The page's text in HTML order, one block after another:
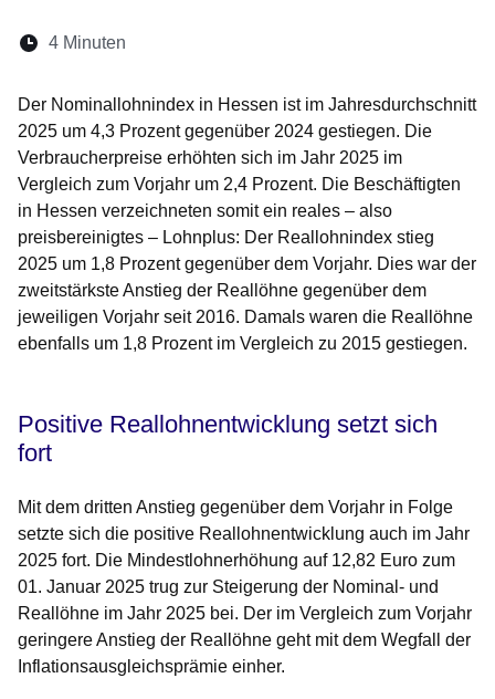
Lesedauer:
4 Minuten
Der Nominallohnindex in Hessen ist im Jahresdurchschnitt
2025 um 4,3 Prozent gegenüber 2024 gestiegen. Die
Verbraucherpreise erhöhten sich im Jahr 2025 im
Vergleich zum Vorjahr um 2,4 Prozent. Die Beschäftigten
in Hessen verzeichneten somit ein reales – also
preisbereinigtes – Lohnplus: Der Reallohnindex stieg
2025 um 1,8 Prozent gegenüber dem Vorjahr. Dies war der
zweitstärkste Anstieg der Reallöhne gegenüber dem
jeweiligen Vorjahr seit 2016. Damals waren die Reallöhne
ebenfalls um 1,8 Prozent im Vergleich zu 2015 gestiegen.
Positive Reallohnentwicklung setzt sich
fort
Mit dem dritten Anstieg gegenüber dem Vorjahr in Folge
setzte sich die positive Reallohnentwicklung auch im Jahr
2025 fort. Die Mindestlohnerhöhung auf 12,82 Euro zum
01. Januar 2025 trug zur Steigerung der Nominal- und
Reallöhne im Jahr 2025 bei. Der im Vergleich zum Vorjahr
geringere Anstieg der Reallöhne geht mit dem Wegfall der
Inflationsausgleichsprämie einher.